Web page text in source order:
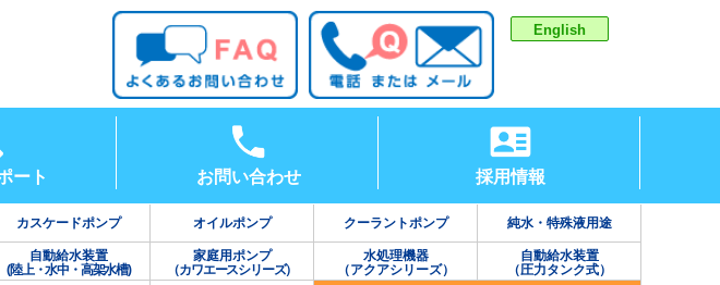
English
ート お問い合わせ 採用情報
カスケードポンプ オイルポンプ クーラントポンプ 純水・特殊液用途
自動給水装置
(陸上・水中・高架水槽)
家庭用ポンプ
（カワエースシリーズ）
水処理機器
（アクアシリーズ）
自動給水装置
（圧力タンク式）